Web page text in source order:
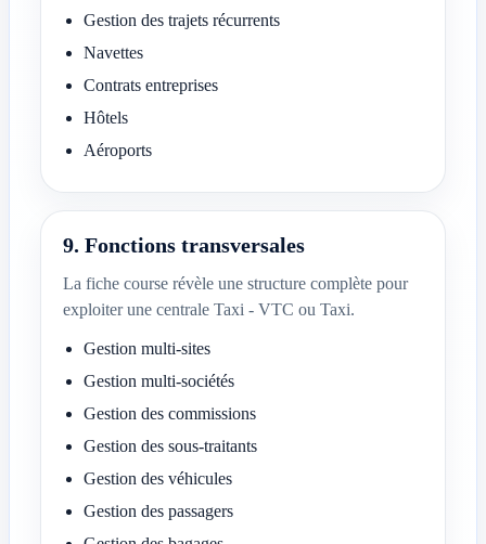
Gestion des trajets récurrents
Navettes
Contrats entreprises
Hôtels
Aéroports
9. Fonctions transversales
La fiche course révèle une structure complète pour
exploiter une centrale Taxi - VTC ou Taxi.
Gestion multi-sites
Gestion multi-sociétés
Gestion des commissions
Gestion des sous-traitants
Gestion des véhicules
Gestion des passagers